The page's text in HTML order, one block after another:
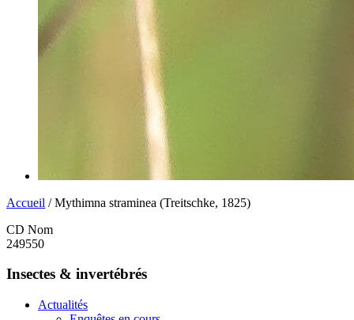
Accueil / Mythimna straminea (Treitschke, 1825)
CD Nom
249550
Insectes & invertébrés
Actualités